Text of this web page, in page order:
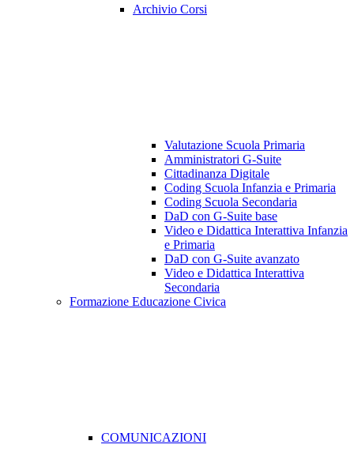
Archivio Corsi
Valutazione Scuola Primaria
Amministratori G-Suite
Cittadinanza Digitale
Coding Scuola Infanzia e Primaria
Coding Scuola Secondaria
DaD con G-Suite base
Video e Didattica Interattiva Infanzia
e Primaria
DaD con G-Suite avanzato
Video e Didattica Interattiva
Secondaria
Formazione Educazione Civica
COMUNICAZIONI